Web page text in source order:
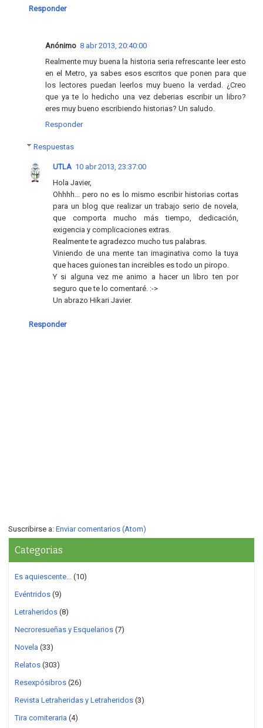
Responder
Anónimo 8 abr 2013, 20:40:00
Realmente muy buena la historia seria refrescante leer esto
en el Metro, ya sabes esos escritos que ponen para que
los lectores puedan leerlos muy bueno la verdad. ¿Creo
que ya te lo hedicho una vez deberias escribir un libro?
eres muy bueno escribiendo historias? Un saludo.
Responder
Respuestas
UTLA 10 abr 2013, 23:37:00
Hola Javier,
Ohhhh... pero no es lo mismo escribir historias cortas
para un blog que realizar un trabajo serio de novela,
que comporta mucho más tiempo, dedicación,
exigencia y complicaciones extras.
Realmente te agradezco mucho tus palabras.
Viniendo de una mente tan imaginativa como la tuya
que haces guiones tan increibles es todo un piropo.
Y si alguna vez me animo a hacer un libro ten por
seguro que te lo comentaré. :->
Un abrazo Hikari Javier.
Responder
Suscribirse a: Enviar comentarios (Atom)
Categorias
Es aquiescente... (10)
Evéntridos (9)
Letraheridos (8)
Necroresueñas y Esquelarios (7)
Novela (33)
Relatos (303)
Resexpósibros (26)
Revista Letraheridas y Letraheridos (3)
Tira comiteraria (4)